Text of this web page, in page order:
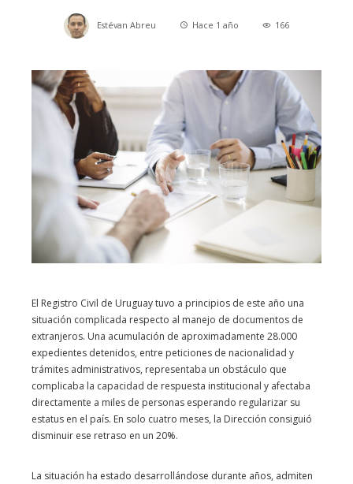
Estévan Abreu Hace 1 año 166
El Registro Civil de Uruguay tuvo a principios de este año una
situación complicada respecto al manejo de documentos de
extranjeros. Una acumulación de aproximadamente 28.000
expedientes detenidos, entre peticiones de nacionalidad y
trámites administrativos, representaba un obstáculo que
complicaba la capacidad de respuesta institucional y afectaba
directamente a miles de personas esperando regularizar su
estatus en el país. En solo cuatro meses, la Dirección consiguió
disminuir ese retraso en un 20%.
La situación ha estado desarrollándose durante años, admiten